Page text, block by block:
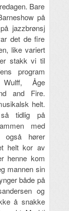
Bare
på
jazzbrønsj
det de fire
like variert
stakk vi til
program
Åge
and Fire.
helt.
så tidlig på
med
også hører
helt kor av
henne kom
mannen sin
både på
og
å snakke